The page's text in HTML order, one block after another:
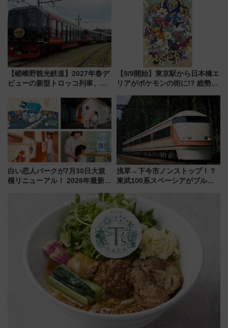
暇村のお得な日帰りプランも登
場
敬の名作写真も、駅弁フェスも
同時開催！
【嵯峨野観光鉄道】2027年春デ
ビューの新型トロッコ列車、い
は2026年で引退
【9/9開始】東京駅から日本橋エ
リアがポケモンの街に!? 総勢
リサーチ」本格謎解き・グッズ
情報まとめ
白い恋人パークが7月30日大規
模リニューアル！ 2026年最新の
と料金・アクセスを徹底解説
浅草→下今市ノンストップ！？
東武100系スペーシアがブルー
ー当時の停車駅」を再現 運転
時刻や特急券の買い方を紹介